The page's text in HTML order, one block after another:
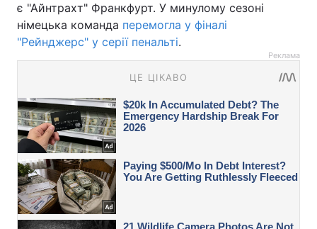
є "Айнтрахт" Франкфурт. У минулому сезоні
німецька команда перемогла у фіналі
"Рейнджерс" у серії пенальті.
Реклама